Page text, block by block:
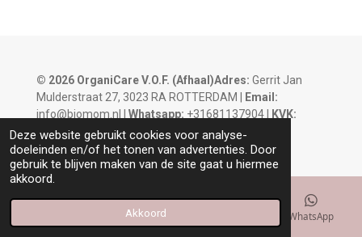
Deze website gebruikt cookies voor analyse-
doeleinden en/of het tonen van advertenties. Door
gebruik te blijven maken van de site gaat u hiermee
akkoord.
Akkoord
© 2026 OrganiCare V.O.F. (Afhaal)Adres: Gerrit Jan
Mulderstraat 27, 3023 RA ROTTERDAM |
Email:
info@biomom.nl | Whatsapp: +31681137904 |
KVK:
93320620 |BTW:NL866353665B01
Kaart WhatsApp